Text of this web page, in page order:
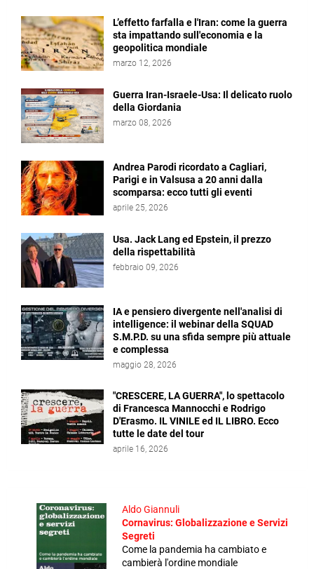
L’effetto farfalla e l'Iran: come la guerra
sta impattando sull'economia e la
geopolitica mondiale
marzo 12, 2026
Guerra Iran-Israele-Usa: Il delicato ruolo
della Giordania
marzo 08, 2026
Andrea Parodi ricordato a Cagliari,
Parigi e in Valsusa a 20 anni dalla
scomparsa: ecco tutti gli eventi
aprile 25, 2026
Usa. Jack Lang ed Epstein, il prezzo
della rispettabilità
febbraio 09, 2026
IA e pensiero divergente nell'analisi di
intelligence: il webinar della SQUAD
S.M.P.D. su una sfida sempre più attuale
e complessa
maggio 28, 2026
"CRESCERE, LA GUERRA", lo spettacolo
di Francesca Mannocchi e Rodrigo
D'Erasmo. IL VINILE ed IL LIBRO. Ecco
tutte le date del tour
aprile 16, 2026
Aldo Giannuli
Cornavirus: Globalizzazione e Servizi
Segreti
Come la pandemia ha cambiato e
cambierà l'ordine mondiale